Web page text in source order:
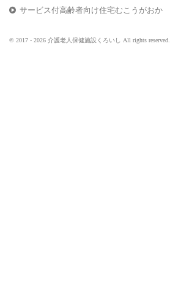
サービス付高齢者向け住宅むこうがおか
© 2017 - 2026 介護老人保健施設くろいし All rights reserved.